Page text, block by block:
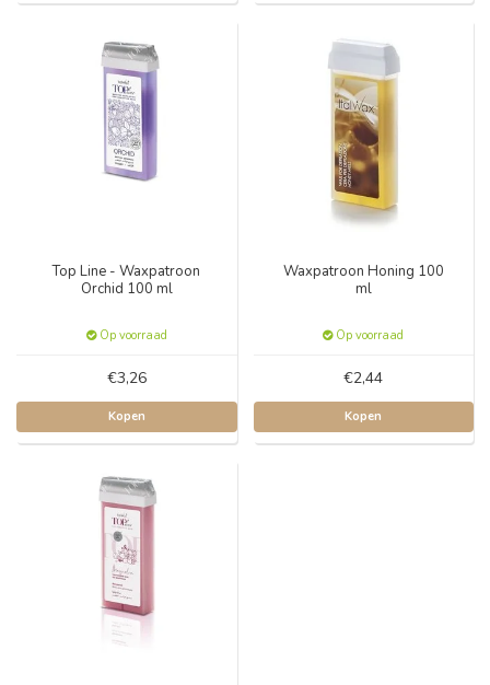
Top Line - Waxpatroon
Orchid 100 ml
Op voorraad
€3,26
Kopen
Waxpatroon Honing 100
ml
Op voorraad
€2,44
Kopen